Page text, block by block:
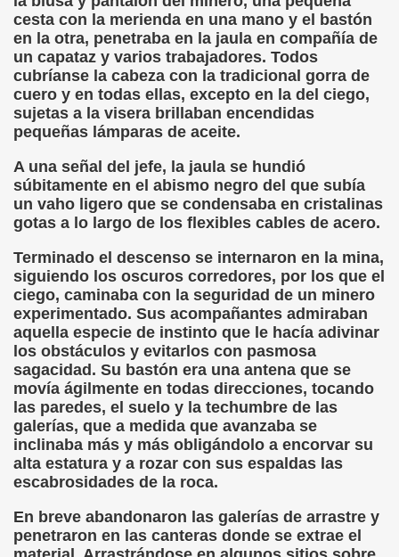
cesta con la merienda en una mano y el bastón
en la otra, penetraba en la jaula en compañía de
un capataz y varios trabajadores. Todos
cubríanse la cabeza con la tradicional gorra de
cuero y en todas ellas, excepto en la del ciego,
sujetas a la visera brillaban encendidas
pequeñas lámparas de aceite.
A una señal del jefe, la jaula se hundió
súbitamente en el abismo negro del que subía
un vaho ligero que se condensaba en cristalinas
gotas a lo largo de los flexibles cables de acero.
Terminado el descenso se internaron en la mina,
siguiendo los oscuros corredores, por los que el
ciego, caminaba con la seguridad de un minero
experimentado. Sus acompañantes admiraban
aquella especie de instinto que le hacía adivinar
los obstáculos y evitarlos con pasmosa
sagacidad. Su bastón era una antena que se
movía ágilmente en todas direcciones, tocando
las paredes, el suelo y la techumbre de las
galerías, que a medida que avanzaba se
inclinaba más y más obligándolo a encorvar su
alta estatura y a rozar con sus espaldas las
escabrosidades de la roca.
En breve abandonaron las galerías de arrastre y
penetraron en las canteras donde se extrae el
Cuetos Suárez)
Otero)
Elissalde)
(Lídia León Esteban Y Víctor Martínez Maheux)
30-11-11 (Pedro Zurita)
Horizontes, Enrique Elissalde y Carmen Roig)
Lectobraillístico (Egosan)
Otero)
ajedrecistas ciegos (Roberto Enjuto)
Ángel Vázquez)